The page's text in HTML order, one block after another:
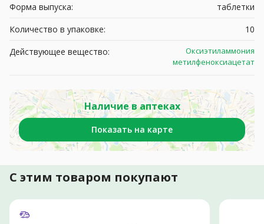
Форма выпуска:
таблетки
Количество в упаковке:
10
Действующее вещество:
Оксиэтиламмония
метилфеноксиацетат
Наличие в аптеках
Показать на карте
С этим товаром покупают